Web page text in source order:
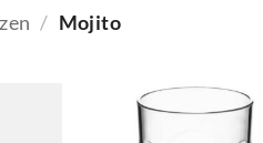
/ Mojito